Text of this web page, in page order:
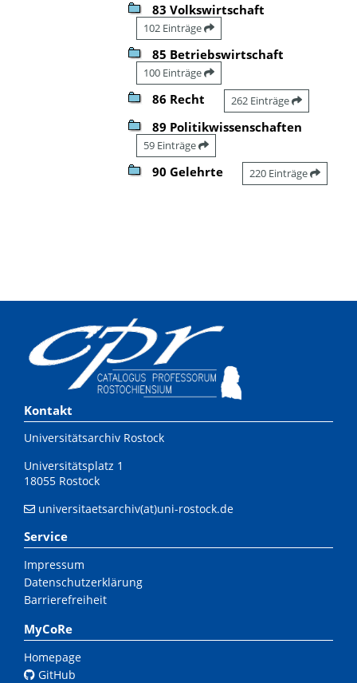
83 Volkswirtschaft
102 Einträge
85 Betriebswirtschaft
100 Einträge
86 Recht 262 Einträge
89 Politikwissenschaften
59 Einträge
90 Gelehrte 220 Einträge
Kontakt
Universitätsarchiv Rostock
Universitätsplatz 1
18055 Rostock
universitaetsarchiv(at)uni-rostock.de
Service
Impressum
Datenschutzerklärung
Barrierefreiheit
MyCoRe
Homepage
GitHub